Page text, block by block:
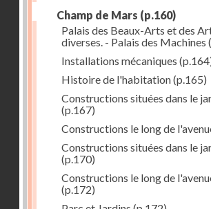
Champ de Mars (p.160)
Palais des Beaux-Arts et des
diverses. - Palais des Machines
Installations mécaniques
Histoire de l'habitation(p.165)
Constructions situées dans le
(p.167)
Constructions le long de
Constructions situées dans le
(p.170)
Constructions le long de
(p.172)